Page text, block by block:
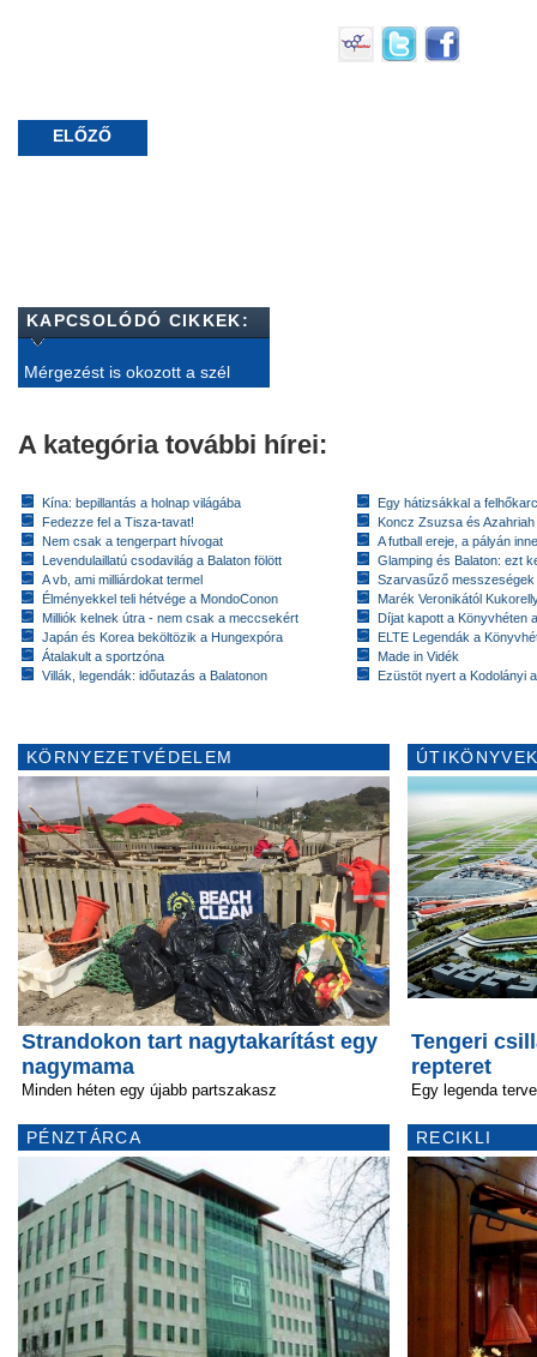
ELŐZŐ
KAPCSOLÓDÓ CIKKEK:
Mérgezést is okozott a szél
A kategória további hírei:
Kína: bepillantás a holnap világába
Fedezze fel a Tisza-tavat!
Nem csak a tengerpart hívogat
Levendulaillatú csodavilág a Balaton fölött
A vb, ami milliárdokat termel
Élményekkel teli hétvége a MondoConon
Milliók kelnek útra - nem csak a meccsekért
Japán és Korea beköltözik a Hungexpóra
Átalakult a sportzóna
Villák, legendák: időutazás a Balatonon
Egy hátizsákkal a
Koncz Zsuzsa és
A futball ereje, a pályán
Glamping és Balaton: ezt
Szarvasűző messzeségek
Marék Veronikától
Díjat kapott a Könyvhéten
ELTE Legendák a
Made in Vidék
Ezüstöt nyert a Kodolányi
KÖRNYEZETVÉDELEM
Strandokon tart nagytakarítást egy
nagymama
Minden héten egy újabb partszakasz
PÉNZTÁRCA
Tengeri
repteret
Egy legenda
RECIKLI